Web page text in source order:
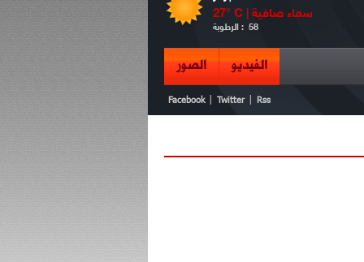
27° C | سماء صافية
الرطوبة : 58
الفيديو الصور
Facebook Twitter Rss